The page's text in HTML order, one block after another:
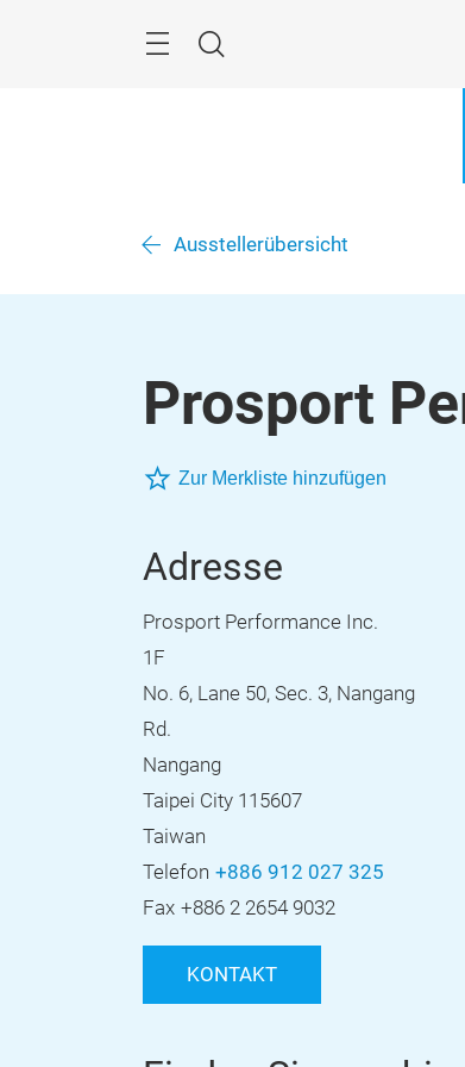
Suche
Ausstellerübersicht
Prosport
Zur Merkliste hinzufügen
Adresse
Prosport Performance Inc.
1F
No. 6, Lane 50, Sec. 3, Nangang
Rd.
Nangang
Taipei City 115607
Taiwan
Telefon +886 912 027 325
Fax +886 2 2654 9032
KONTAKT